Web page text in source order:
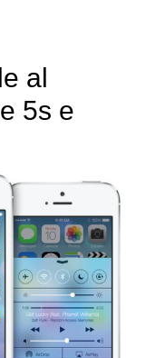
al
5s e